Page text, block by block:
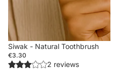
Siwak - Natural Toothbrush
€3.30
2 reviews